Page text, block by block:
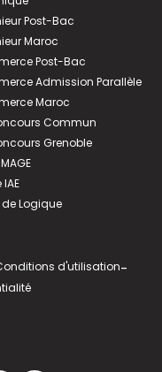
Post-Bac
Maroc
Post-Bac
Admission Parallèle
Maroc
Commun
Grenoble
de Logique
d'utilisation-